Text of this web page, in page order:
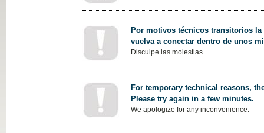
Por motivos técnicos transitorios
vuelva a conectar dentro de unos
Disculpe las molestias.
For temporary technical reasons,
Please try again in a few minutes.
We apologize for any inconvenience.